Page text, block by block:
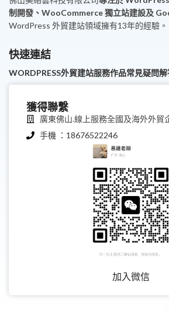
制開發、WooCommerce 獨立站建設及
WordPress 外貿建站領域擁有13年的經驗。
快速連結
WORDPRESS外貿建站服務作品常見疑問解
獲得聯繫
廣東佛山.線上服務全國及海外外貿
手機 ：18676522246
加入微信